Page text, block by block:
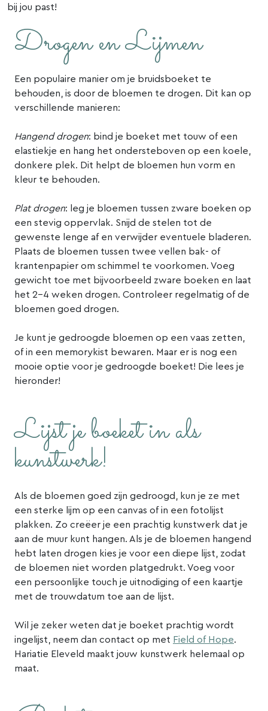
bij jou past!
Drogen en Lijmen
Een populaire manier om je bruidsboeket te
behouden, is door de bloemen te drogen. Dit kan op
verschillende manieren:
Hangend drogen: bind je boeket met touw of een
elastiekje en hang het ondersteboven op een koele,
donkere plek. Dit helpt de bloemen hun vorm en
kleur te behouden.
Plat drogen: leg je bloemen tussen zware boeken op
een stevig oppervlak. Snijd de stelen tot de
gewenste lenge af en verwijder eventuele bladeren.
Plaats de bloemen tussen twee vellen bak- of
krantenpapier om schimmel te voorkomen. Voeg
gewicht toe met bijvoorbeeld zware boeken en laat
het 2-4 weken drogen. Controleer regelmatig of de
bloemen goed drogen.
Je kunt je gedroogde bloemen op een vaas zetten,
of in een memorykist bewaren. Maar er is nog een
mooie optie voor je gedroogde boeket! Die lees je
hieronder!
Lijst je boeket in als
kunstwerk!
Als de bloemen goed zijn gedroogd, kun je ze met
een sterke lijm op een canvas of in een fotolijst
plakken. Zo creëer je een prachtig kunstwerk dat je
aan de muur kunt hangen. Als je de bloemen hangend
hebt laten drogen kies je voor een diepe lijst, zodat
de bloemen niet worden platgedrukt. Voeg voor
een persoonlijke touch je uitnodiging of een kaartje
met de trouwdatum toe aan de lijst.
Wil je zeker weten dat je boeket prachtig wordt
ingelijst, neem dan contact op met Field of Hope.
Hariatie Eleveld maakt jouw kunstwerk helemaal op
maat.